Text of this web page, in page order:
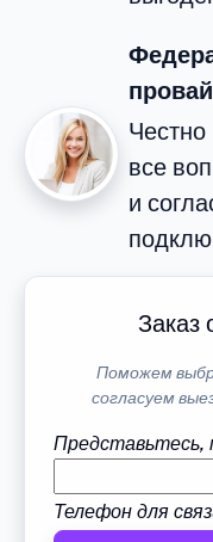
Честно
все
и
Заказ
Поможем
согласуем
Представьтесь,
Телефон для